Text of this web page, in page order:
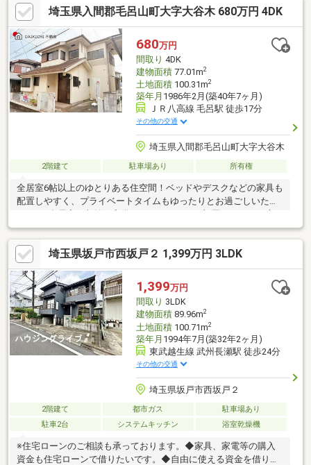
埼玉県入間郡毛呂山町大字大谷木 680万円 4DK
680万円
間取り 4DK
建物面積77.01m2
土地面積100.31m2
築年月 1986年2月(築40年7ヶ月)
ＪＲ八高線 毛呂駅 徒歩17分
その他の交通
埼玉県入間郡毛呂山町大字大谷木
2階建て 駐車場あり 所有権
全居室6帖以上のゆとりある住空間！ベッドやデスクなどの家具も
配置しやすく、プライベートタイムもゆったりとお過ごしいただ
とお使いいただけます♪【弊社では以下の５つをお客様にお約束い
たします】 1.物件の善し悪しは全て正直にお話しします。 2.無理
な売り込みや契約の催促、突然の訪問等、しつこい営業は一切行
いません。 3.契約したら終わりではなくお引き渡し後、お引越し
後もお客様のパートナーであること。 4.ウソやおとり広告は一切
使いません。(データ更新は迅速に行います。） 5.お客様の個人情
報は細心の注意を払って取り扱いします。
埼玉県坂戸市西坂戸２ 1,399万円 3LDK
1,399万円
間取り 3LDK
建物面積89.96m2
土地面積100.71m2
築年月 1994年7月(築32年2ヶ月)
東武越生線 武州長瀬駅 徒歩24分
その他の交通
埼玉県坂戸市西坂戸２
2階建て 都市ガス
駐車場あり
駐車2台
システムキッチン 浴室乾燥機
※住宅ローンのご相談も承っております。◆家具、家電等の購入
資金も住宅ローンで借りたいです。◆自由に使える資金を借りた